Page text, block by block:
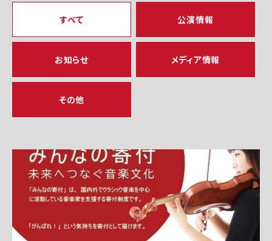
すべて 公演情報
お知らせ メディア情報
その他